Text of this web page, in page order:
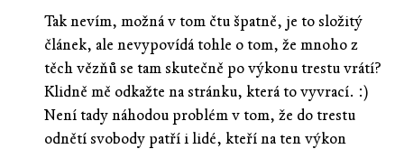
Tak nevím, možná v tom čtu špatně, je to složitý
článek, ale nevypovídá tohle o tom, že mnoho z
těch vězňů se tam skutečně po výkonu trestu vrátí?
Klidně mě odkažte na stránku, která to vyvrací. :)
Není tady náhodou problém v tom, že do trestu
odnětí svobody patří i lidé, kteří na ten výkon